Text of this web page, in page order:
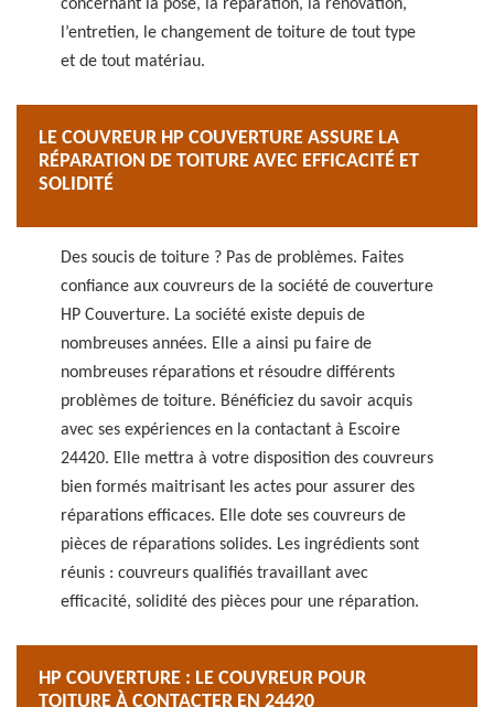
concernant la pose, la réparation, la rénovation,
l’entretien, le changement de toiture de tout type
et de tout matériau.
LE COUVREUR HP COUVERTURE ASSURE LA
RÉPARATION DE TOITURE AVEC EFFICACITÉ ET
SOLIDITÉ
Des soucis de toiture ? Pas de problèmes. Faites
confiance aux couvreurs de la société de couverture
HP Couverture. La société existe depuis de
nombreuses années. Elle a ainsi pu faire de
nombreuses réparations et résoudre différents
problèmes de toiture. Bénéficiez du savoir acquis
avec ses expériences en la contactant à Escoire
24420. Elle mettra à votre disposition des couvreurs
bien formés maitrisant les actes pour assurer des
réparations efficaces. Elle dote ses couvreurs de
pièces de réparations solides. Les ingrédients sont
réunis : couvreurs qualifiés travaillant avec
efficacité, solidité des pièces pour une réparation.
HP COUVERTURE : LE COUVREUR POUR
TOITURE À CONTACTER EN 24420